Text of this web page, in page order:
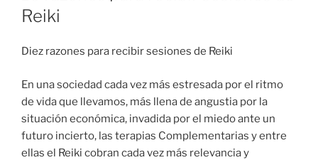
Reiki
Diez razones para recibir sesiones de Reiki
En una sociedad cada vez más estresada por el ritmo
de vida que llevamos, más llena de angustia por la
situación económica, invadida por el miedo ante un
futuro incierto, las terapias Complementarias y entre
ellas el Reiki cobran cada vez más relevancia y